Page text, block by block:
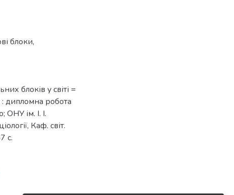
блоки,
блоків у світі =
дипломна робота
ім. І. І.
Каф. світ.
с.